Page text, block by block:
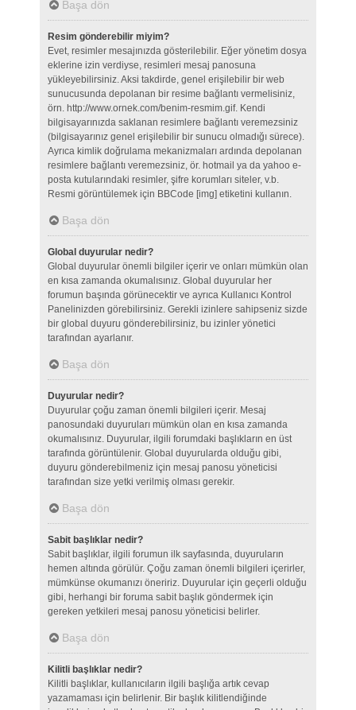
Başa dön
Resim gönderebilir miyim?
Evet, resimler mesajınızda gösterilebilir. Eğer yönetim dosya
eklerine izin verdiyse, resimleri mesaj panosuna
yükleyebilirsiniz. Aksi takdirde, genel erişilebilir bir web
sunucusunda depolanan bir resime bağlantı vermelisiniz,
örn. http://www.ornek.com/benim-resmim.gif. Kendi
bilgisayarınızda saklanan resimlere bağlantı veremezsiniz
(bilgisayarınız genel erişilebilir bir sunucu olmadığı sürece).
Ayrıca kimlik doğrulama mekanizmaları ardında depolanan
resimlere bağlantı veremezsiniz, ör. hotmail ya da yahoo e-
posta kutularındaki resimler, şifre korumları siteler, v.b.
Resmi görüntülemek için BBCode [img] etiketini kullanın.
Başa dön
Global duyurular nedir?
Global duyurular önemli bilgiler içerir ve onları mümkün olan
en kısa zamanda okumalısınız. Global duyurular her
forumun başında görünecektir ve ayrıca Kullanıcı Kontrol
Panelinizden görebilirsiniz. Gerekli izinlere sahipseniz sizde
bir global duyuru gönderebilirsiniz, bu izinler yönetici
tarafından ayarlanır.
Başa dön
Duyurular nedir?
Duyurular çoğu zaman önemli bilgileri içerir. Mesaj
panosundaki duyuruları mümkün olan en kısa zamanda
okumalısınız. Duyurular, ilgili forumdaki başlıkların en üst
tarafında görüntülenir. Global duyurularda olduğu gibi,
duyuru gönderebilmeniz için mesaj panosu yöneticisi
tarafından size yetki verilmiş olması gerekir.
Başa dön
Sabit başlıklar nedir?
Sabit başlıklar, ilgili forumun ilk sayfasında, duyuruların
hemen altında görülür. Çoğu zaman önemli bilgileri içerirler,
mümkünse okumanızı öneririz. Duyurular için geçerli olduğu
gibi, herhangi bir foruma sabit başlık göndermek için
gereken yetkileri mesaj panosu yöneticisi belirler.
Başa dön
Kilitli başlıklar nedir?
Kilitli başlıklar, kullanıcıların ilgili başlığa artık cevap
yazamaması için belirlenir. Bir başlık kilitlendiğinde